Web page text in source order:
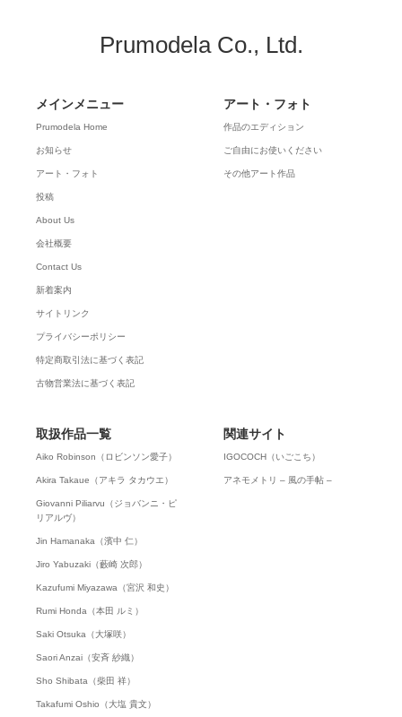
Prumodela Co., Ltd.
メインメニュー
Prumodela Home
お知らせ
アート・フォト
投稿
About Us
会社概要
Contact Us
新着案内
サイトリンク
プライバシーポリシー
特定商取引法に基づく表記
古物営業法に基づく表記
アート・フォト
作品のエディション
ご自由にお使いください
その他アート作品
取扱作品一覧
Aiko Robinson（ロビンソン愛子）
Akira Takaue（アキラ タカウエ）
Giovanni Piliarvu（ジョバンニ・ピ
リアルヴ）
Jin Hamanaka（濱中 仁）
Jiro Yabuzaki（藪崎 次郎）
Kazufumi Miyazawa（宮沢 和史）
Rumi Honda（本田 ルミ）
Saki Otsuka（大塚咲）
Saori Anzai（安斉 紗織）
Sho Shibata（柴田 祥）
Takafumi Oshio（大塩 貴文）
関連サイト
IGOCOCH（いごこち）
アネモメトリ – 風の手帖 –